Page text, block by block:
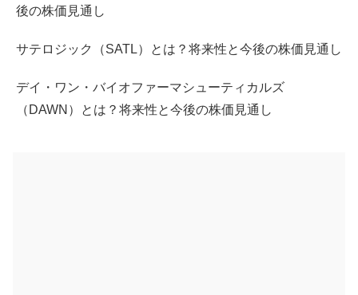
後の株価見通し
サテロジック（SATL）とは？将来性と今後の株価見通し
デイ・ワン・バイオファーマシューティカルズ
（DAWN）とは？将来性と今後の株価見通し